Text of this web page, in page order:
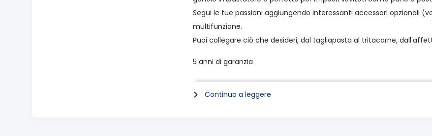
Segui le tue passioni aggiungendo interessanti accessori opzionali
multifunzione.
Puoi collegare ciò che desideri, dal tagliapasta al tritacarne,
5 anni di garanzia
Specifiche Tecniche
Continua a leggere